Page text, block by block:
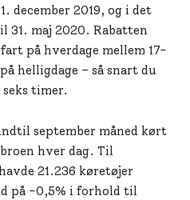
december 2019, og i det
31. maj 2020. Rabatten
på hverdage mellem 17-
helligdage – så snart du
timer.
september måned kørt
hver dag. Til
21.236 køretøjer
på -0,5% i forhold til